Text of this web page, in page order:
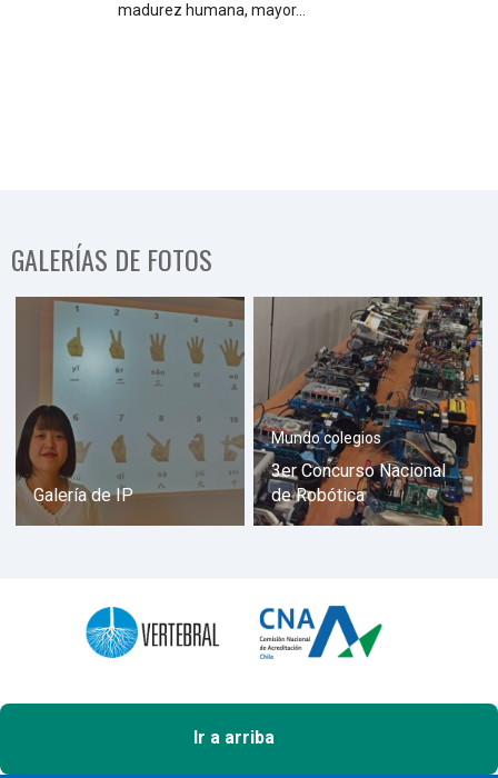
madurez humana, mayor…
GALERÍAS DE FOTOS
Galería de IP
Mundo colegios
3er Concurso Nacional
de Robótica
Ir a arriba